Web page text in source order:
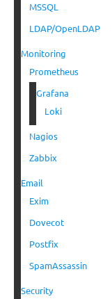
MSSQL
LDAP/OpenLDAP
Monitoring
Prometheus
Grafana
Loki
Nagios
Zabbix
Email
Exim
Dovecot
Postfix
SpamAssassin
Security